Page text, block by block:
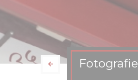
Fotografie